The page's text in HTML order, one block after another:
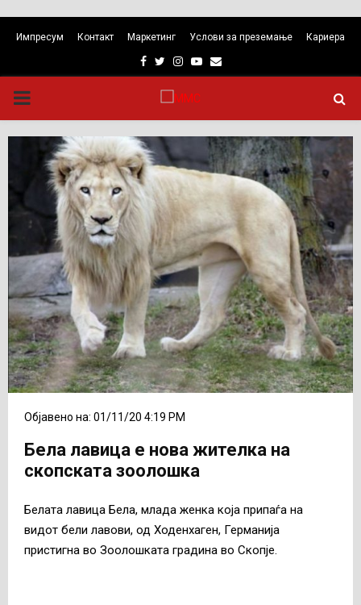
Импресум Контакт Маркетинг Услови за преземање Кариера
Facebook
TwitterInstagram
Youtube
Email
PRIMARY
MENU
Објавено на: 01/11/20 4:19 PM
Бела лавица е нова жителка на
скопската зоолошка
Белата лавица Бела, млада женка која припаѓа на
видот бели лавови, од Ходенхаген, Германија
пристигна во Зоолошката градина во Скопје.